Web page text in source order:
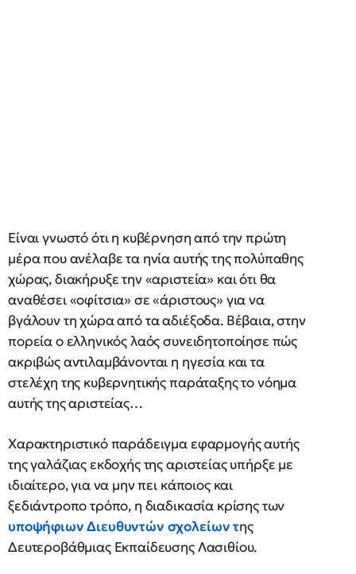
Είναι γνωστό ότι η κυβέρνηση από την πρώτη
μέρα που ανέλαβε τα ηνία αυτής της πολύπαθης
χώρας, διακήρυξε την «αριστεία» και ότι θα
αναθέσει «οφίτσια» σε «άριστους» για να
βγάλουν τη χώρα από τα αδιέξοδα. Βέβαια, στην
πορεία ο ελληνικός λαός συνειδητοποίησε πώς
ακριβώς αντιλαμβάνονται η ηγεσία και τα
στελέχη της κυβερνητικής παράταξης το νόημα
αυτής της αριστείας…
Χαρακτηριστικό παράδειγμα εφαρμογής αυτής
της γαλάζιας εκδοχής της αριστείας υπήρξε με
ιδιαίτερο, για να μην πει κάποιος και
ξεδιάντροπο τρόπο, η διαδικασία κρίσης των
υποψήφιων Διευθυντών σχολείων της
Δευτεροβάθμιας Εκπαίδευσης Λασιθίου.